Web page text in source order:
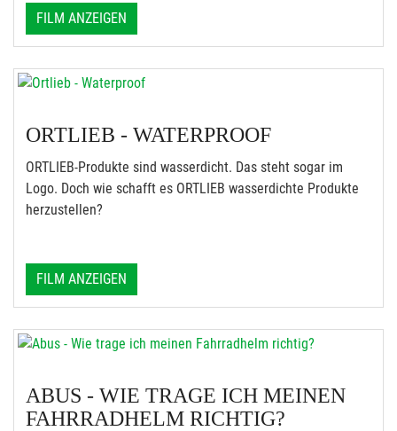
FILM ANZEIGEN
ORTLIEB - WATERPROOF
ORTLIEB-Produkte sind wasserdicht. Das steht sogar im
Logo. Doch wie schafft es ORTLIEB wasserdichte Produkte
herzustellen?
FILM ANZEIGEN
ABUS - WIE TRAGE ICH MEINEN
FAHRRADHELM RICHTIG?